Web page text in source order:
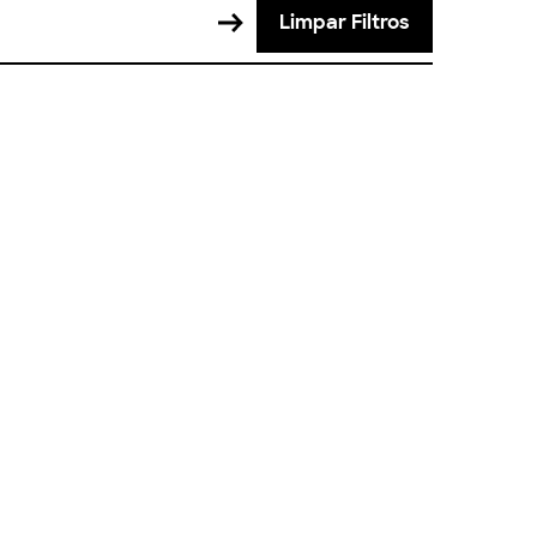
Limpar Filtros